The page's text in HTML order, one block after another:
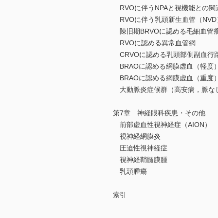
RVOに伴うNPAと視機能との関
RVOに伴う乳頭新生血管（NVD
陳旧期BRVOに認める毛細血管
RVOに認める異常血管網
CRVOに認める乳頭部側副血行
BRAOに認める網膜虚血（軽度）
BRAOに認める網膜虚血（重度）
大動脈炎症候群（高安病，脈な
第7章 神経眼科疾患・その他
前部虚血性視神経症（AION）
視神経網膜炎
圧迫性視神経症
視神経鞘髄膜腫
乳頭腫瘍
索引